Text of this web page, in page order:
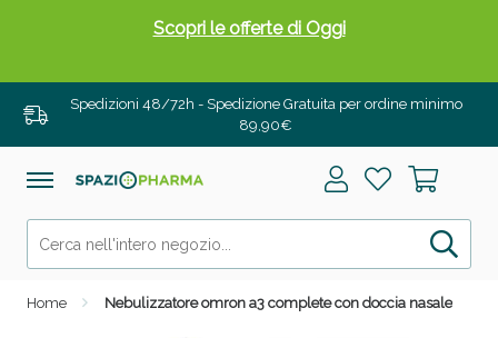
Spedizioni 48/72h - Spedizione Gratuita per ordine minimo
89,90€
Home Nebulizzatore omron a3 complete con doccia nasale
Scopri le offerte di Oggi